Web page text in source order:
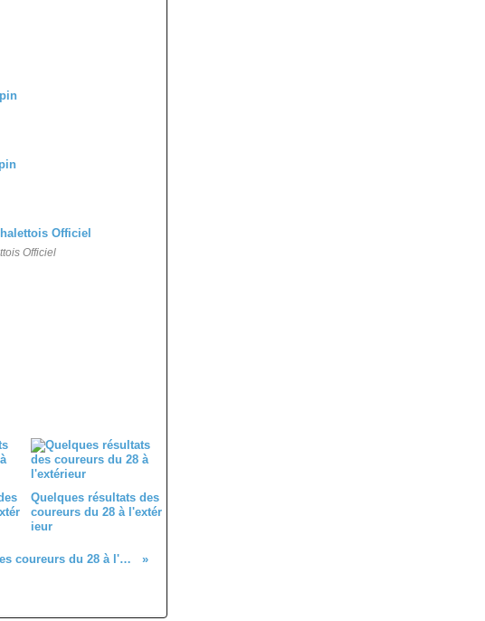
Officiel
Quelques résultats des
coureurs du 28 à l'extér
ieur
Quelques résultats des coureurs du 28 à l'extérieur